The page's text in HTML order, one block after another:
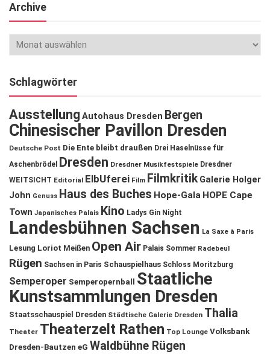
Archive
Schlagwörter
Ausstellung Autohaus Dresden Bergen
Chinesischer Pavillon Dresden
Deutsche Post Die Ente bleibt draußen Drei Haselnüsse für
Aschenbrödel
Dresden Dresdner Musikfestspiele Dresdner
WEITSICHT Editorial ElbUferei Film Filmkritik Galerie Holger
John Genuss Haus des Buches Hope-Gala HOPE Cape
Town Japanisches Palais Kino Ladys Gin Night
Landesbühnen Sachsen La Saxe à Paris
Lesung Loriot Meißen Open Air Palais Sommer Radebeul
Rügen Sachsen in Paris Schauspielhaus Schloss Moritzburg
Semperoper Semperopernball
Staatliche
Kunstsammlungen Dresden
Staatsschauspiel Dresden Städtische Galerie Dresden Thalia
Theater Theaterzelt Rathen Top Lounge Volksbank
Dresden-Bautzen eG Waldbühne Rügen